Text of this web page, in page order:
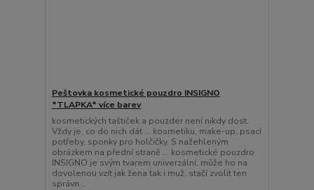
Peštovka kosmetické pouzdro INSIGNO
*TLAPKA* více barev
kosmetických taštiček a pouzder není nikdy dost.
Vždy je, co do nich dát ... kosmetiku, make-up, psací
potřeby, sponky pro holčičky. S nažehleným
obrázkem na přední straně ... kosmetické pouzdro
INSIGNO je svým tvarem univerzální, může ho na
dovolenou vzít jak žena tak i muž, stačí zvolit ten
správn...